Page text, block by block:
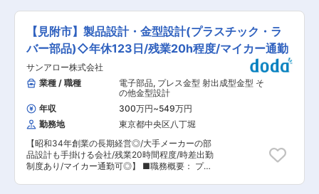
舗メーカーとして、60年以上にわたり技術と実績
を積み重ねてきました。 安定した経営基盤のも
と、長期的に働ける環境が整っています。 変更の
範囲：会社の定める業務
めの設備の設計・製作(電気盤のプログラミン
グ)。構想設計や電気・制御設計がメインとなりま
す。 多様化するモノ造りの変革に対し、より良い
提案で多くの製造業者様の製造ラインを自動化に
導くことがミッションです。 ■主な職務内容：
・お客様のニーズに合わせた設備の設計・製作を
行っていただきます ・構想設計、電気、制御設計
が主業務です ・医療、電気、自動車、民生、食
品、鉄工、研究開発機関 等々、あらゆる業界に
向けたカスタマイズの自動化・省力化設備を設計
してもらいます ■組織体制： 電気制御設計は4
名、40〜50代が多数在籍しています。機械設計
担当者とペアを組んで業務を行います。 ■このお
仕事の魅力： ◎勤務していただく新潟工場は、6
年前から「メカトロニクス事業」に注力！ ◎製造
ラインの自動化システムを開発し、生産性の向上
【見附市】製品設計・金型設計(プラスチック・ラ
バー部品)◇年休123日/残業20h程度/マイカー通勤
サンアロー株式会社
業種 / 職種
電子部品, プレス金型 射出成型金型 そ
の他金型設計
年収
300万円~549万円
勤務地
東京都中央区八丁堀
【昭和34年創業の長期経営◎/大手メーカーの部
品設計も手掛ける会社/残業20時間程度/時差出勤
制度あり/マイカー通勤可◎】 ■職務概要： プラ